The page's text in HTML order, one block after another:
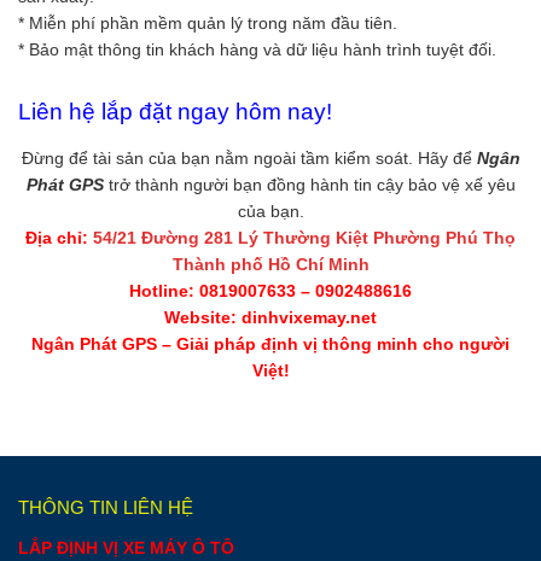
* Miễn phí phần mềm quản lý trong năm đầu tiên.
* Bảo mật thông tin khách hàng và dữ liệu hành trình tuyệt đối.
Liên hệ lắp đặt ngay hôm nay!
Đừng để tài sản của bạn nằm ngoài tầm kiểm soát. Hãy để Ngân
Phát GPStrở thành người bạn đồng hành tin cậy bảo vệ xế yêu
của bạn.
Địa chỉ: 54/21 Đường 281 Lý Thường Kiệt Phường Phú Thọ
Thành phố Hồ Chí Minh
Hotline: 0819007633 – 0902488616
Website: dinhvixemay.net
Ngân Phát GPS – Giải pháp định vị thông minh cho người
Việt!
THÔNG TIN LIÊN HỆ
LẮP ĐỊNH VỊ XE MÁY Ô TÔ